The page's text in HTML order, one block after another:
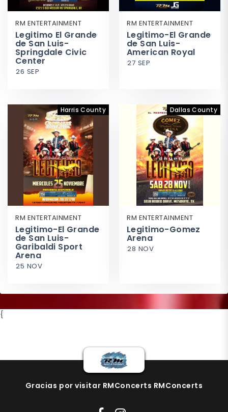
RM ENTERTAINMENT
Legitimo El Grande
de San Luis-
Springdale Civic
Center
26 SEP
RM ENTERTAINMENT
Legitimo-El Grande
de San Luis-
American Royal
27 SEP
Harris County
RM ENTERTAINMENT
Legitimo-El Grande
de San Luis-
Garibaldi Sport
Arena
25 NOV
Dallas County
RM ENTERTAINMENT
Legitimo-Gomez
Arena
28 NOV
{
Gracias por visitar RMConcerts RMConcerts